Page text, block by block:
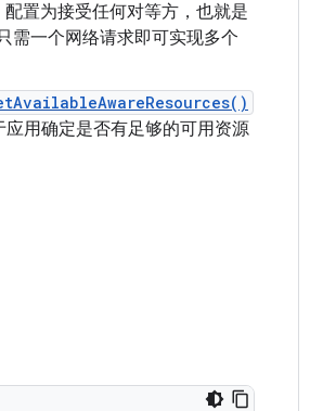
置为接受任何对等方，也就是
需一个网络请求即可实现多个
用确定是否有足够的可用资源